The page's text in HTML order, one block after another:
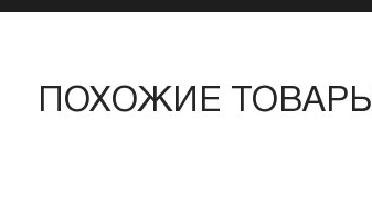
ПОХОЖИЕ ТОВАРЫ